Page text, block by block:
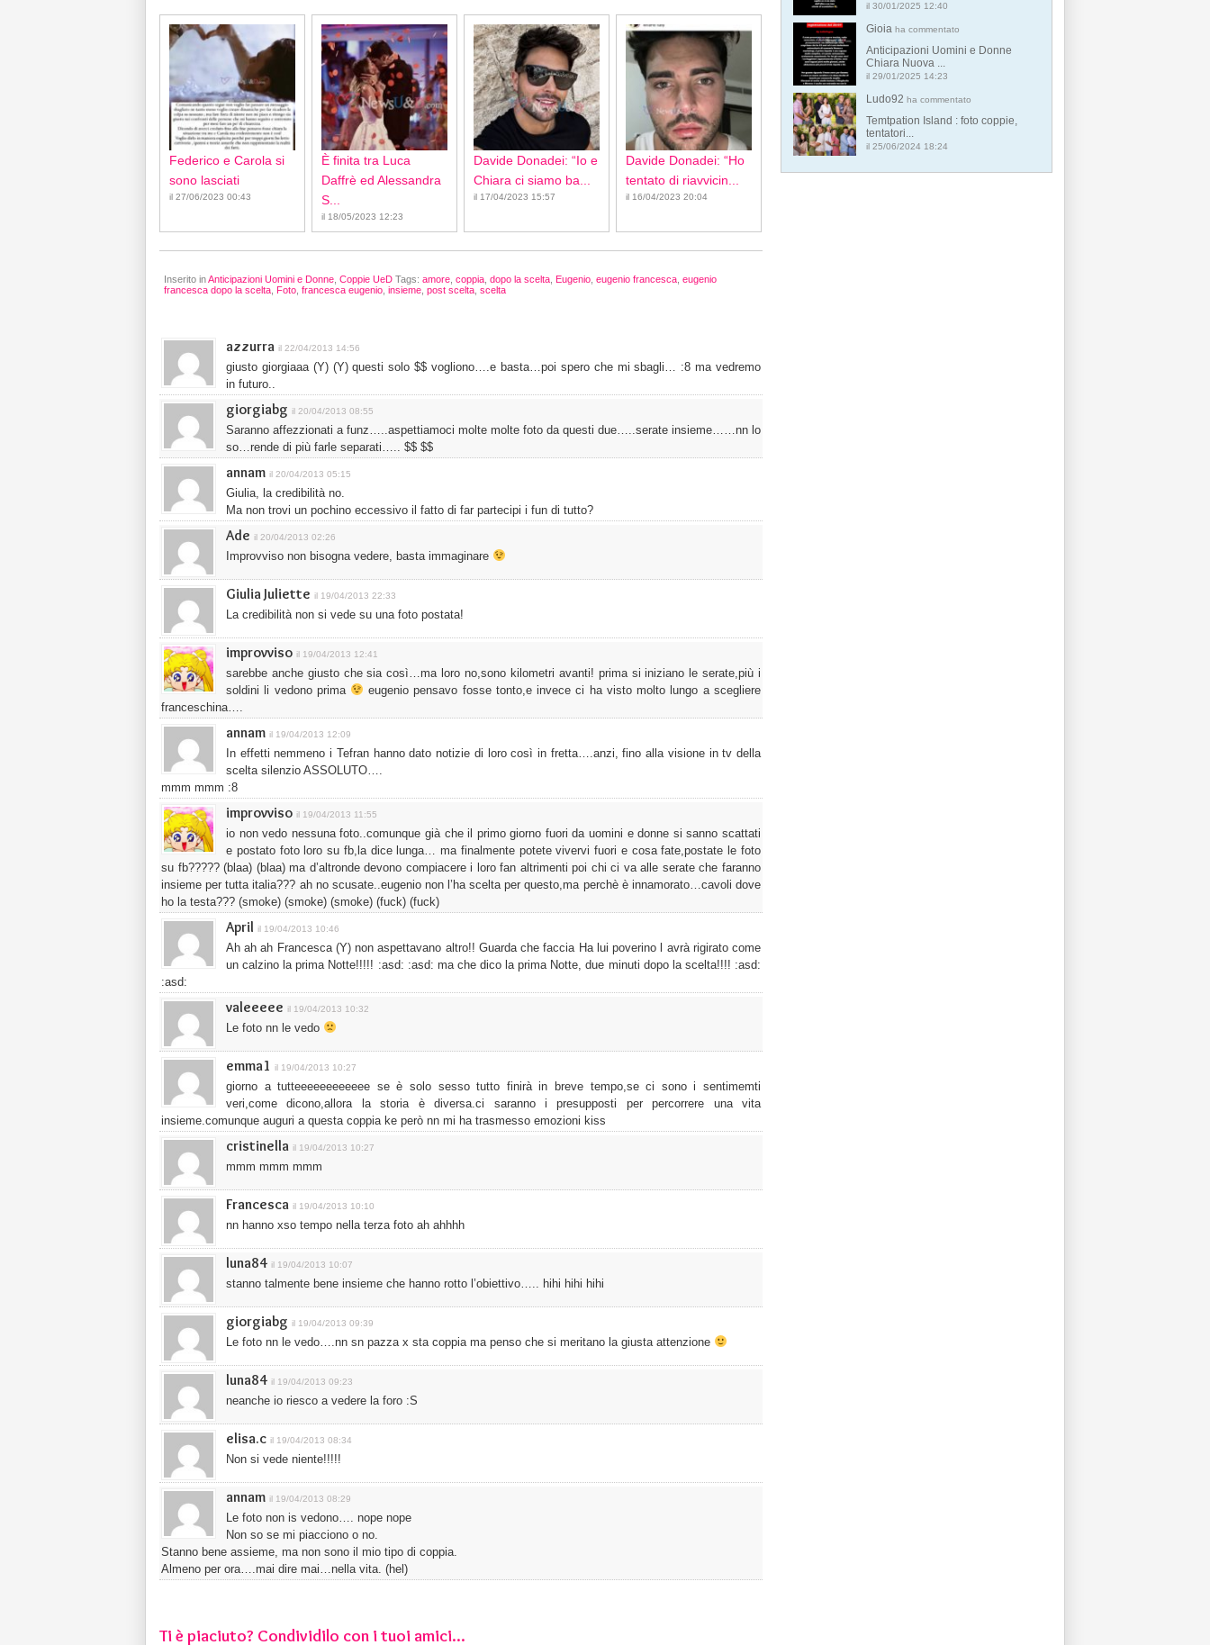
Federico e Carola si
sono lasciati
il 27/06/2023 00:43
È finita tra Luca
Daffrè ed Alessandra
S...
il 18/05/2023 12:23
Davide Donadei: “Io e
Chiara ci siamo ba...
il 17/04/2023 15:57
Davide Donadei: “Ho
tentato di riavvicin...
il 16/04/2023 20:04
Inserito inAnticipazioni Uomini e Donne Coppie UeD Tags: amore coppia dopo la scelta Eugenio eugenio francesca eugenio
francesca dopo la scelta Foto francesca eugenio insieme post scelta scelta
azzurra il 22/04/2013 14:56
giusto giorgiaaa (Y) (Y) questi solo $$ vogliono….e basta…poi spero che mi sbagli… :8 ma vedremo
in futuro..
giorgiabg il 20/04/2013 08:55
Saranno affezzionati a funz…..aspettiamoci molte molte foto da questi due…..serate insieme……nn lo
so…rende di più farle separati….. $$ $$
annam il 20/04/2013 05:15
Giulia, la credibilità no.
Ma non trovi un pochino eccessivo il fatto di far partecipi i fun di tutto?
Ade il 20/04/2013 02:26
Improvviso non bisogna vedere, basta immaginare
Giulia Juliette il 19/04/2013 22:33
La credibilità non si vede su una foto postata!
improvviso il 19/04/2013 12:41
sarebbe anche giusto che sia così…ma loro no,sono kilometri avanti! prima si iniziano le serate,più i
soldini li vedono prima
eugenio pensavo fosse tonto,e invece ci ha visto molto lungo a scegliere
franceschina….
annam il 19/04/2013 12:09
In effetti nemmeno i Tefran hanno dato notizie di loro così in fretta….anzi, fino alla visione in tv della
scelta silenzio ASSOLUTO….
mmm mmm :8
improvviso il 19/04/2013 11:55
io non vedo nessuna foto..comunque già che il primo giorno fuori da uomini e donne si sanno scattati
e postato foto loro su fb,la dice lunga… ma finalmente potete vivervi fuori e cosa fate,postate le foto
su fb????? (blaa) (blaa) ma d’altronde devono compiacere i loro fan altrimenti poi chi ci va alle serate che faranno
insieme per tutta italia??? ah no scusate..eugenio non l’ha scelta per questo,ma perchè è innamorato…cavoli dove
ho la testa??? (smoke) (smoke) (smoke) (fuck) (fuck)
April il 19/04/2013 10:46
Ah ah ah Francesca (Y) non aspettavano altro!! Guarda che faccia Ha lui poverino l avrà rigirato come
un calzino la prima Notte!!!!! :asd: :asd: ma che dico la prima Notte, due minuti dopo la scelta!!!! :asd:
:asd:
valeeeee il 19/04/2013 10:32
Le foto nn le vedo
emma1 il 19/04/2013 10:27
giorno a tutteeeeeeeeeeee se è solo sesso tutto finirà in breve tempo,se ci sono i sentimemti
veri,come dicono,allora la storia è diversa.ci saranno i presupposti per percorrere una vita
insieme.comunque auguri a questa coppia ke però nn mi ha trasmesso emozioni kiss
cristinella il 19/04/2013 10:27
mmm mmm mmm
Francesca il 19/04/2013 10:10
nn hanno xso tempo nella terza foto ah ahhhh
luna84 il 19/04/2013 10:07
stanno talmente bene insieme che hanno rotto l’obiettivo….. hihi hihi hihi
giorgiabg il 19/04/2013 09:39
Le foto nn le vedo….nn sn pazza x sta coppia ma penso che si meritano la giusta attenzione
luna84 il 19/04/2013 09:23
neanche io riesco a vedere la foro :S
elisa.c il 19/04/2013 08:34
Non si vede niente!!!!!
annam il 19/04/2013 08:29
Le foto non is vedono…. nope nope
Non so se mi piacciono o no.
Stanno bene assieme, ma non sono il mio tipo di coppia.
Almeno per ora….mai dire mai…nella vita. (hel)
Ti è piaciuto? Condividilo con i tuoi amici...
il 30/01/2025 12:40
Gioia ha commentato
Anticipazioni Uomini e Donne
Chiara Nuova ...
il 29/01/2025 14:23
Ludo92 ha commentato
Temtpation Island : foto coppie,
tentatori...
il 25/06/2024 18:24